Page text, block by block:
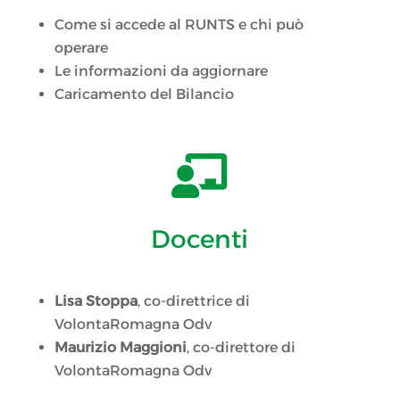
Come si accede al RUNTS e chi può
operare
Le informazioni da aggiornare
Caricamento del Bilancio

Docenti
Lisa Stoppa, co-direttrice di
VolontaRomagna Odv
Maurizio Maggioni, co-direttore di
VolontaRomagna Odv